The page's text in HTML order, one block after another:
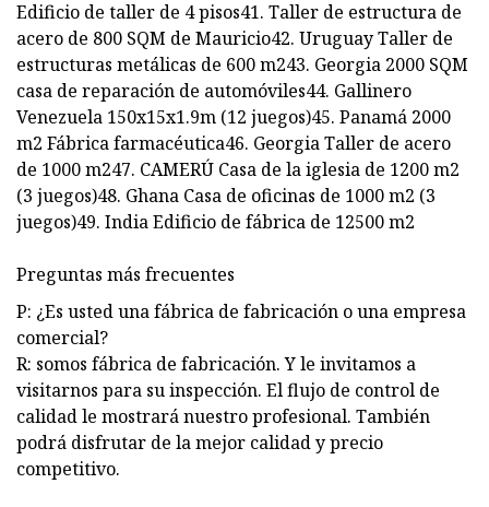
Edificio de taller de 4 pisos41. Taller de estructura de
acero de 800 SQM de Mauricio42. Uruguay Taller de
estructuras metálicas de 600 m243. Georgia 2000 SQM
casa de reparación de automóviles44. Gallinero
Venezuela 150x15x1.9m (12 juegos)45. Panamá 2000
m2 Fábrica farmacéutica46. Georgia Taller de acero
de 1000 m247. CAMERÚ Casa de la iglesia de 1200 m2
(3 juegos)48. Ghana Casa de oficinas de 1000 m2 (3
juegos)49. India Edificio de fábrica de 12500 m2
Preguntas más frecuentes
P: ¿Es usted una fábrica de fabricación o una empresa
comercial?
R: somos fábrica de fabricación. Y le invitamos a
visitarnos para su inspección. El flujo de control de
calidad le mostrará nuestro profesional. También
podrá disfrutar de la mejor calidad y precio
competitivo.